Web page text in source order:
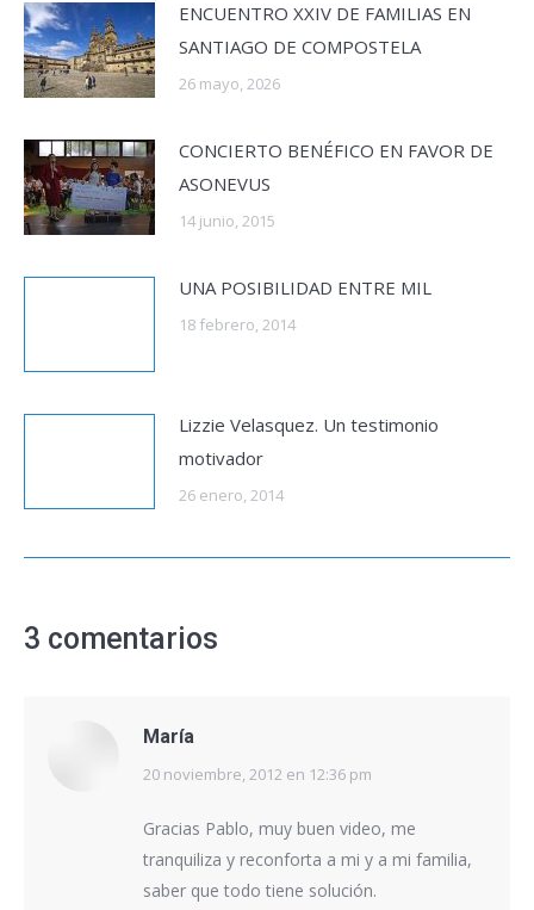
ENCUENTRO XXIV DE FAMILIAS EN
SANTIAGO DE COMPOSTELA
26 mayo, 2026
CONCIERTO BENÉFICO EN FAVOR DE
ASONEVUS
14 junio, 2015
UNA POSIBILIDAD ENTRE MIL
18 febrero, 2014
Lizzie Velasquez. Un testimonio
motivador
26 enero, 2014
3 comentarios
María
dice:
20 noviembre, 2012 en 12:36 pm
Gracias Pablo, muy buen video, me
tranquiliza y reconforta a mi y a mi familia,
saber que todo tiene solución.